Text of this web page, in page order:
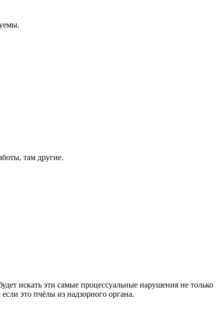
там другие.
искать эти самые процессуальные нарушения не только
это пчёлы из надзорного органа.